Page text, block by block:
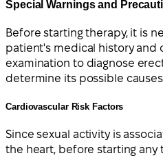
Special Warnings and
Before starting therapy, it is
patient's medical history and
examination to diagnose
determine its possible
Cardiovascular Risk Factors
Since sexual activity is
the heart, before starting